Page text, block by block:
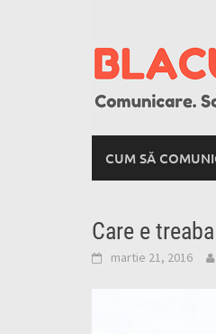
CUM SĂ
Care e
martie 21, 2016